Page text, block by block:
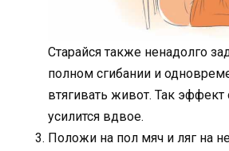
Старайся также ненадолго
полном сгибании и
втягивать живот. Так
усилится вдвое.
Положи на пол мяч и ляг на